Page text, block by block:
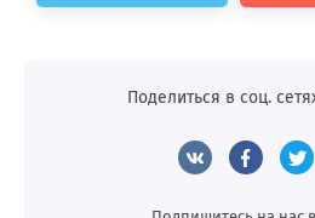
Поделиться в соц.